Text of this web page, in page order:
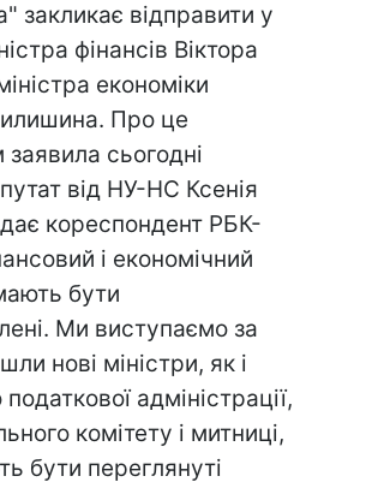
закликає відправити у
фінансів Віктора
економіки
Про це
сьогодні
від НУ-НС Ксенія
кореспондент РБК-
і економічний
бути
Ми виступаємо за
нові міністри, як і
адміністрації,
комітету і митниці,
бути переглянуті